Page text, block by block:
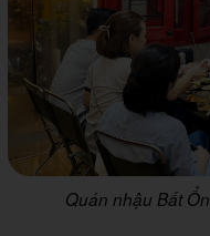
Quán nhậu Bất